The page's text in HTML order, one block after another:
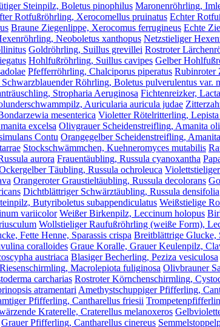
Steinpilz, Boletus pinophilus Maronenröhrling,
Rotfußröhrling, Xerocomellus pruinatus Echter
Braune Ziegenlippe, Xerocomus ferrugineus Echte
Neoboletus xanthopus Netzstieliger
Goldröhrling, Suillus grevillei Rostroter
Hohlfußröhrling, Suillus cavipes Gelber
Pfefferröhrling, Chalciporus piperatus Rubinroter
Röhrling, Boletus pulverulentus var.
Stropharia Aeruginosa Fichtenreizker,
Auricularia auricula judae
mesenterica Violetter Rötelritterling, Lepista
excelsa Olivgrauer Scheidenstreifling, Amanita
Contu Orangegelber Scheidenstreifling,
Stockschwämmchen, Kuehneromyces mutabilis
aurora Frauentäubling, Russula cyanoxantha
Täubling, Russula ochroleuca
Orangeroter Graustieltäubling, Russula decolorans
Dichtblättriger Schwärztäubling, Russula densifolia
Butyriboletus subappendiculatus Weißstielige
variicolor Weißer Birkenpilz, Leccinum holopus
Wollstieliger Raufußröhrling (weiße Form),
Fette Henne, Sparassis crispa Breitblättrige Glucke,
coralloides Graue Koralle, Grauer Keulenpilz,
austriaca Blasiger Becherling, Peziza vesiculosa
Macrolepiota fuliginosa Olivbrauner
carcharias Rostroter Körnchenschirmling,
atramentariAmethystschuppiger Pfifferling,
Pfifferling, Cantharellus friesii
Kraterelle, Craterellus melanoxeros
Grauer Pfifferling, Cantharellus cinereus